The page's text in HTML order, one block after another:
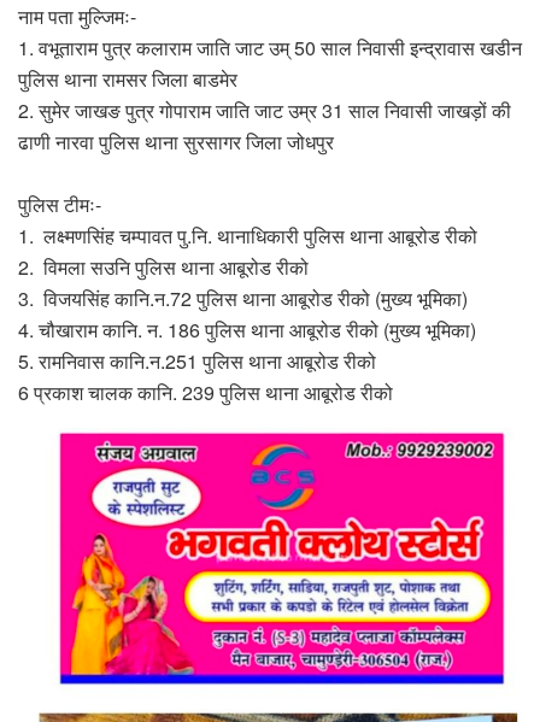
नाम पता मुल्जिमः-
1. वभूताराम पुत्र कलाराम जाति जाट उम् 50 साल निवासी इन्द्रावास खडीन
पुलिस थाना रामसर जिला बाडमेर
2. सुमेर जाखङ पुत्र गोपाराम जाति जाट उम्र 31 साल निवासी जाखड़ों की
ढाणी नारवा पुलिस थाना सुरसागर जिला जोधपुर
पुलिस टीमः-
1. लक्ष्मणसिंह चम्पावत पु.नि. थानाधिकारी पुलिस थाना आबूरोड रीको
2. विमला सउनि पुलिस थाना आबूरोड रीको
3. विजयसिंह कानि.न.72 पुलिस थाना आबूरोड रीको (मुख्य भूमिका)
4. चौखाराम कानि. न. 186 पुलिस थाना आबूरोड रीको (मुख्य भूमिका)
5. रामनिवास कानि.न.251 पुलिस थाना आबूरोड रीको
6 प्रकाश चालक कानि. 239 पुलिस थाना आबूरोड रीको